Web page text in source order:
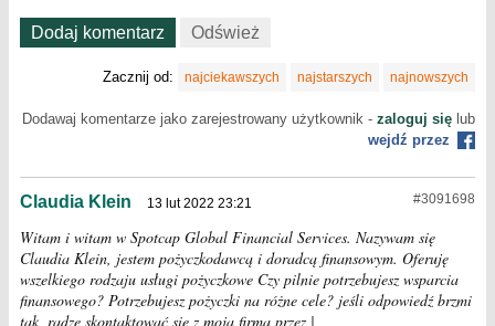
Dodaj komentarz Odśwież
Zacznij od: najciekawszych najstarszych najnowszych
Dodawaj komentarze jako zarejestrowany użytkownik - zaloguj się lub
wejdź przez
Claudia Klein #3091698
13 lut 2022 23:21
Witam i witam w Spotcap Global Financial Services. Nazywam się
Claudia Klein, jestem pożyczkodawcą i doradcą finansowym. Oferuję
wszelkiego rodzaju usługi pożyczkowe Czy pilnie potrzebujesz wsparcia
finansowego? Potrzebujesz pożyczki na różne cele? jeśli odpowiedź brzmi
tak, radzę skontaktować się z moją firmą przez |